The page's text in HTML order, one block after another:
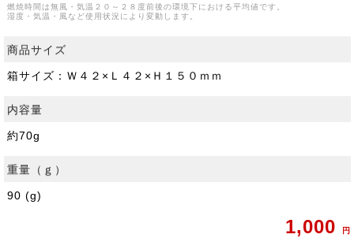
燃焼時間は無風・気温２０～２８度前後の環境下における平均値です。
湿度・気温・風など使用状況により変動します。
商品サイズ
箱サイズ：Ｗ４２×Ｌ４２×Ｈ１５０ｍｍ
内容量
約70g
重量（ｇ）
90 (g)
1,000 円